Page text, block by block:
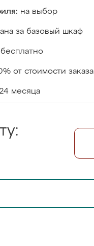
на выбор
за базовый шкаф
бесплатно
от стоимости заказа
24 месяца